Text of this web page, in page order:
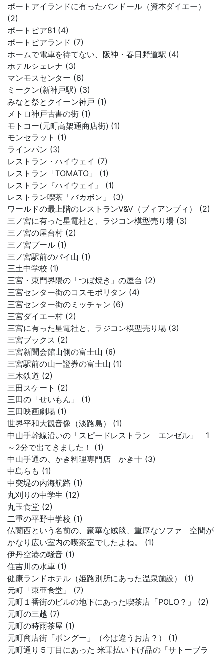
ポートアイランドに有ったバンドール（資本ダイエー）
(2)
ポートピア81 (4)
ポートピアランド (7)
ホームで電車を待てない、阪神・春日野道駅 (4)
ホテルシェレナ (3)
マンモスセンター (6)
ミークン(新神戸駅) (3)
みなと祭とクイーン神戸 (1)
メトロ神戸古書の街 (1)
モトコー(元町高架通商店街) (1)
モンセラット (1)
ラインパン (3)
レストラン・ハイウェイ (7)
レストラン「TOMATO」 (1)
レストラン『ハイウェイ』 (1)
レストラン喫茶「バカボン」 (3)
ワールドの最上階のレストランV&V（ブィアンブィ） (2)
三ノ宮に有った星電社と、ラジコン模型売り場 (3)
三ノ宮の屋台村 (2)
三ノ宮プール (1)
三ノ宮駅前のパイ山 (1)
三土中学校 (1)
三宮・東門界隈の「つぼ焼き」の屋台 (2)
三宮センター街のコスモポリタン (4)
三宮センター街のミッチャン (6)
三宮ダイエー村 (2)
三宮に有った星電社と、ラジコン模型売り場 (3)
三宮ブックス (2)
三宮新聞会館山側の富士山 (6)
三宮駅前の山一證券の富士山 (1)
三木鉄道 (2)
三田スケート (2)
三田の「せいもん」 (1)
三田映画劇場 (1)
世界平和大観音像（淡路島） (1)
中山手幹線沿いの「スピードレストラン エンゼル」 1
～2分で出てきました！ (1)
中山手通の、かき料理専門店 かき十 (3)
中島らも (1)
中突堤の内海航路 (1)
丸刈りの中学生 (12)
丸玉食堂 (2)
二重の平野中学校 (1)
仏蘭西という名前の、豪華な絨毯、重厚なソファ 空間が
かなり広い室内の喫茶室でしたよね。 (1)
伊丹空港の騒音 (1)
住吉川の水車 (1)
健康ランドホテル（姫路別所にあった温泉施設） (1)
元町「東亜食堂」 (7)
元町１番街のビルの地下にあった喫茶店「POLO？」 (2)
元町の三越 (7)
元町の時雨茶屋 (1)
元町商店街「ボングー」（今は違うお店？） (1)
元町通り５丁目にあった 米軍払い下げ品の「サトーブラ